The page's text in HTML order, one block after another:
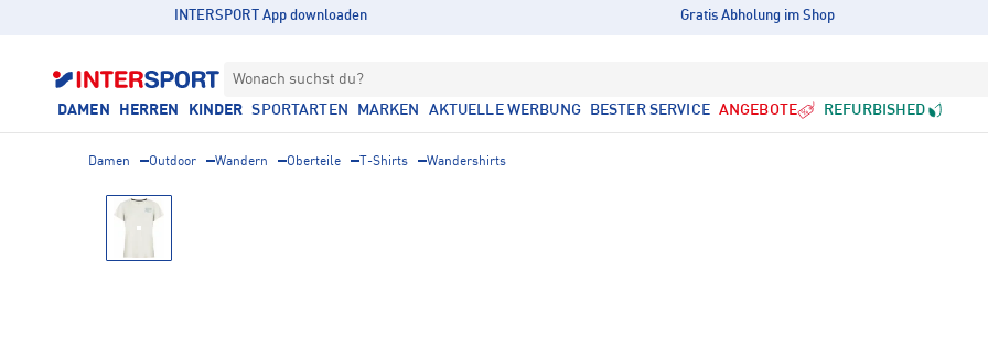
INTERSPORT App downloaden Gratis Abholung im Shop
Wonach suchst du?
DAMEN HERREN KINDER SPORTARTEN MARKEN AKTUELLE WERBUNG BESTER SERVICE ANGEBOTE REFURBISHED
Damen Outdoor Wandern Oberteile T-Shirts Wandershirts